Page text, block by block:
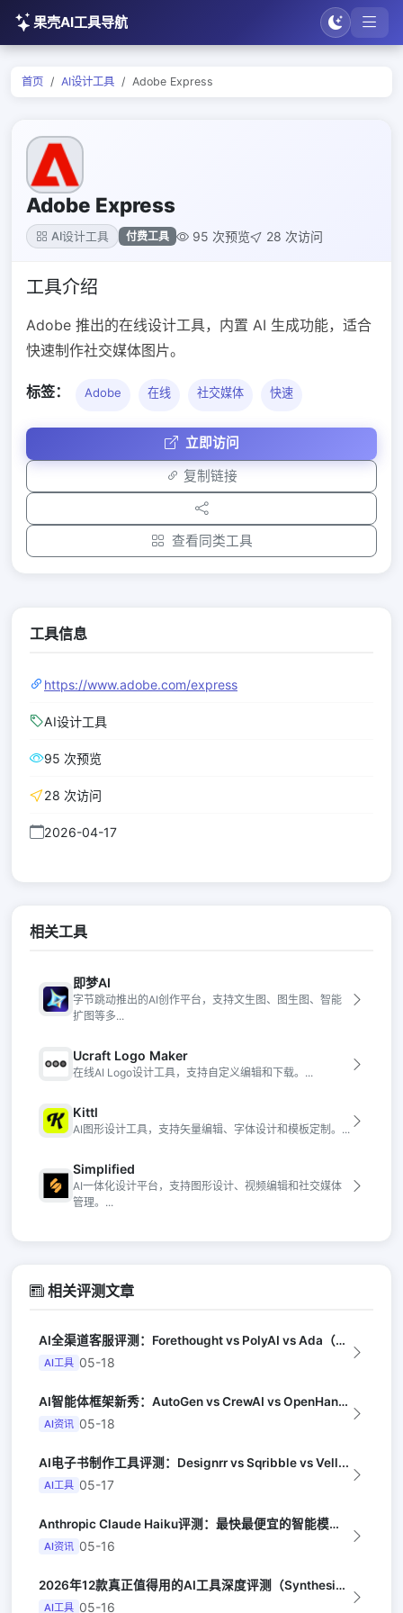
果壳AI工具导航
首页 AI设计工具 Adobe Express
Adobe Express
AI设计工具 付费工具 95 次预览 28 次访问
工具介绍
Adobe 推出的在线设计工具，内置 AI 生成功能，适合
快速制作社交媒体图片。
标签： Adobe 在线 社交媒体 快速
立即访问
复制链接
查看同类工具
工具信息
https://www.adobe.com/express
AI设计工具
95 次预览
28 次访问
2026-04-17
相关工具
即梦AI
字节跳动推出的AI创作平台，支持文生图、图生图、智能
扩图等多...
Ucraft Logo Maker
在线AI Logo设计工具，支持自定义编辑和下载。...
Kittl
AI图形设计工具，支持矢量编辑、字体设计和模板定制。...
Simplified
AI一体化设计平台，支持图形设计、视频编辑和社交媒体
管理。...
相关评测文章
AI全渠道客服评测：Forethought vs PolyAI vs Ada（G...
AI工具 05-18
AI智能体框架新秀：AutoGen vs CrewAI vs OpenHands...
AI资讯 05-18
AI电子书制作工具评测：Designrr vs Sqribble vs Vell...
AI工具 05-17
Anthropic Claude Haiku评测：最快最便宜的智能模型（Late...
AI资讯 05-16
2026年12款真正值得用的AI工具深度评测（Synthesia评选）
AI工具 05-16